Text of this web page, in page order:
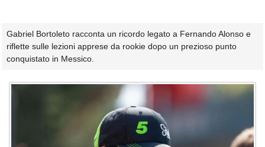
Gabriel Bortoleto racconta un ricordo legato a Fernando Alonso e
riflette sulle lezioni apprese da rookie dopo un prezioso punto
conquistato in Messico.